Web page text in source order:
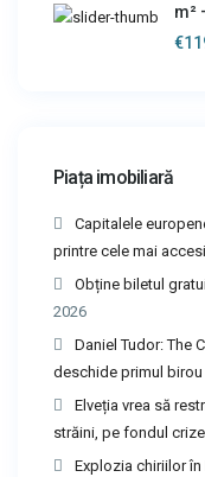
m²
Piața imobiliară
Capitalele
printre cele mai
Obține biletul
2026
Daniel Tudor: The
deschide primul birou
Elveția vrea să
străini, pe fondul
Explozia chiriilor